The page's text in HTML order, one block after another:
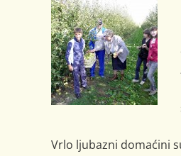
Vrlo ljubazni domaćini